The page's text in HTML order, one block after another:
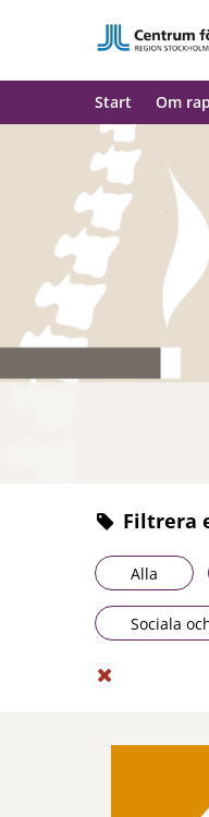
Start Om
Filtrera
Alla
Sociala